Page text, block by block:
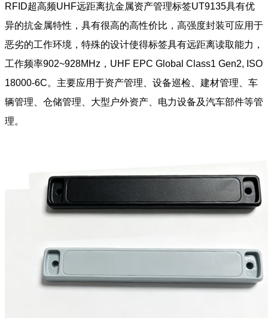
RFID超高频UHF远距离抗金属资产管理标签UT9135具有优
异的抗金属特性，具有很高的高性价比，高强度封装可应用于
恶劣的工作环境，特殊的设计使得标签具有远距离读取能力，
工作频率902~928MHz，UHF EPC Global Class1 Gen2, ISO
18000-6C。主要应用于资产管理、设备巡检、建材管理、车
辆管理、仓储管理、大型户外资产、电力设备及汽车部件等管
理。